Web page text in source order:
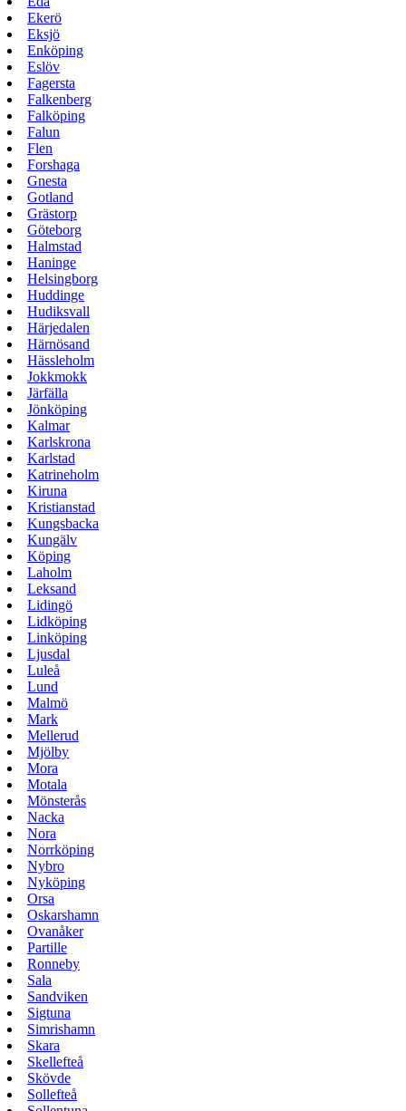
Ekerö
Eksjö
Enköping
Eslöv
Fagersta
Falkenberg
Falköping
Falun
Flen
Forshaga
Gnesta
Gotland
Grästorp
Göteborg
Halmstad
Haninge
Helsingborg
Huddinge
Hudiksvall
Härjedalen
Härnösand
Hässleholm
Jokkmokk
Järfälla
Jönköping
Kalmar
Karlskrona
Karlstad
Katrineholm
Kiruna
Kristianstad
Kungsbacka
Kungälv
Köping
Laholm
Leksand
Lidingö
Lidköping
Linköping
Ljusdal
Luleå
Lund
Malmö
Mark
Mellerud
Mjölby
Mora
Motala
Mönsterås
Nacka
Nora
Norrköping
Nybro
Nyköping
Orsa
Oskarshamn
Ovanåker
Partille
Ronneby
Sala
Sandviken
Sigtuna
Simrishamn
Skara
Skellefteå
Skövde
Sollefteå